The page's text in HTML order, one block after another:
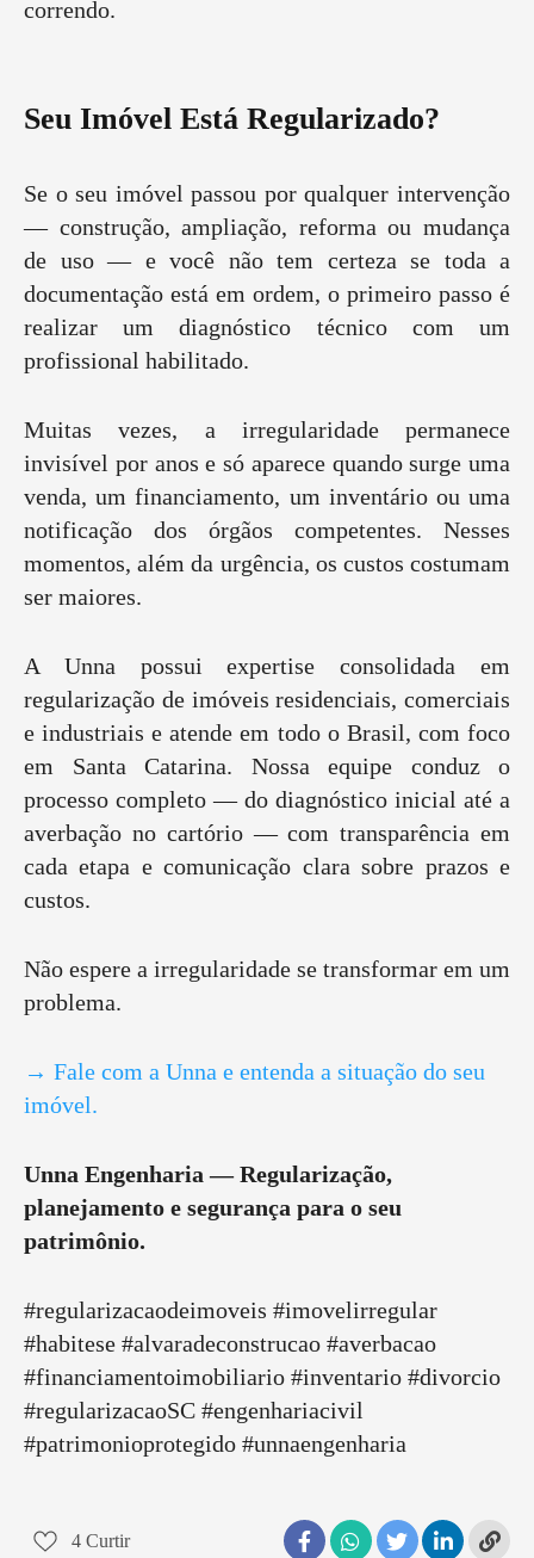
correndo.
Seu Imóvel Está Regularizado?
Se o seu imóvel passou por qualquer intervenção
— construção, ampliação, reforma ou mudança
de uso — e você não tem certeza se toda a
documentação está em ordem, o primeiro passo é
realizar um diagnóstico técnico com um
profissional habilitado.
Muitas vezes, a irregularidade permanece
invisível por anos e só aparece quando surge uma
venda, um financiamento, um inventário ou uma
notificação dos órgãos competentes. Nesses
momentos, além da urgência, os custos costumam
ser maiores.
A Unna possui expertise consolidada em
regularização de imóveis residenciais, comerciais
e industriais e atende em todo o Brasil, com foco
em Santa Catarina. Nossa equipe conduz o
processo completo — do diagnóstico inicial até a
averbação no cartório — com transparência em
cada etapa e comunicação clara sobre prazos e
custos.
Não espere a irregularidade se transformar em um
problema.
→ Fale com a Unna e entenda a situação do seu
imóvel.
Unna Engenharia — Regularização,
planejamento e segurança para o seu
patrimônio.
#regularizacaodeimoveis #imovelirregular
#habitese #alvaradeconstrucao #averbacao
#financiamentoimobiliario #inventario #divorcio
#regularizacaoSC #engenhariacivil
#patrimonioprotegido #unnaengenharia
4 Curtir